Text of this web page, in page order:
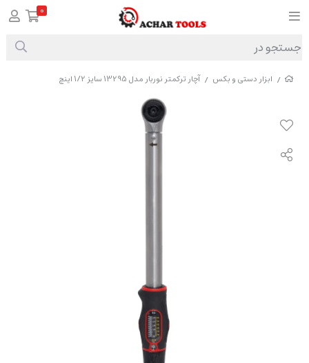
/ ابزار دستی و بکس / آچار ترکمتر نوربار مدل 13295 سایز 1/2 اینچ
0